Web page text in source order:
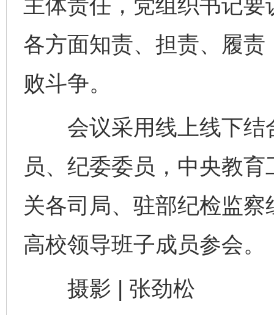
主体责任，党组织书记
各方面知责、担责、履
败斗争。
会议采用线上线下结
员、纪委委员，中央教
关各司局、驻部纪检监
高校领导班子成员参会。
摄影 | 张劲松
完善运行机制助力责任有效落实 一纸欠